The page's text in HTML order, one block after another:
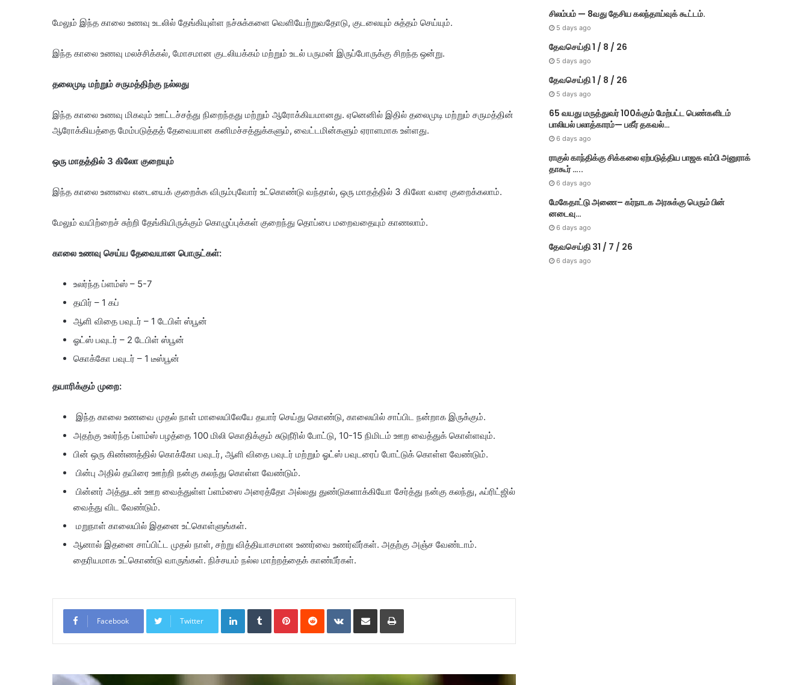
மேலும் இந்த காலை உணவு உடலில் தேங்கியுள்ள நச்சுக்களை வெளியேற்றுவதோடு, குடலையும் சுத்தம் செய்யும்.
இந்த காலை உணவு மலச்சிக்கல், மோசமான குடலியக்கம் மற்றும் உடல் பருமன் இருப்போருக்கு சிறந்த ஒன்று.
தலைமுடி மற்றும் சருமத்திற்கு நல்லது
இந்த காலை உணவு மிகவும் ஊட்டச்சத்து நிறைந்தது மற்றும் ஆரோக்கியமானது. ஏனெனில் இதில் தலைமுடி மற்றும் சருமத்தின்
ஆரோக்கியத்தை மேம்படுத்தத் தேவையான கனிமச்சத்துக்களும், வைட்டமின்களும் ஏராளமாக உள்ளது.
ஒரு மாதத்தில் 3 கிலோ குறையும்
இந்த காலை உணவை எடையைக் குறைக்க விரும்புவோர் உட்கொண்டு வந்தால், ஒரு மாதத்தில் 3 கிலோ வரை குறைக்கலாம்.
மேலும் வயிற்றைச் சுற்றி தேங்கியிருக்கும் கொழுப்புக்கள் குறைந்து தொப்பை மறைவதையும் காணலாம்.
காலை உணவு செய்ய தேவையான பொருட்கள்:
உலர்ந்த ப்ளம்ஸ் – 5-7
தயிர் – 1 கப்
ஆளி விதை பவுடர் – 1 டேபிள் ஸ்பூன்
ஓட்ஸ் பவுடர் – 2 டேபிள் ஸ்பூன்
கொக்கோ பவுடர் – 1 டீஸ்பூன்
தயாரிக்கும் முறை:
இந்த காலை உணவை முதல் நாள் மாலையிலேயே தயார் செய்து கொண்டு, காலையில் சாப்பிட நன்றாக இருக்கும்.
அதற்கு உலர்ந்த ப்ளம்ஸ் பழத்தை 100 மிலி கொதிக்கும் சுடுநீரில் போட்டு, 10-15 நிமிடம் ஊற வைத்துக் கொள்ளவும்.
பின் ஒரு கிண்ணத்தில் கொக்கோ பவுடர், ஆளி விதை பவுடர் மற்றும் ஓட்ஸ் பவுடரைப் போட்டுக் கொள்ள வேண்டும்.
பின்பு அதில் தயிரை ஊற்றி நன்கு கலந்து கொள்ள வேண்டும்.
பின்னர் அத்துடன் ஊற வைத்துள்ள ப்ளம்ஸை அரைத்தோ அல்லது துண்டுகளாக்கியோ சேர்த்து நன்கு கலந்து, ஃப்ரிட்ஜில்
வைத்து விட வேண்டும்.
மறுநாள் காலையில் இதனை உட்கொள்ளுங்கள்.
ஆனால் இதனை சாப்பிட்ட முதல் நாள், சற்று வித்தியாசமான உணர்வை உணர்வீர்கள். அதற்கு அஞ்ச வேண்டாம்.
தைரியமாக உட்கொண்டு வாருங்கள். நிச்சயம் நல்ல மாற்றத்தைக் காண்பீர்கள்.
Facebook Twitter
LinkedIn Tumblr Pinterest Reddit VKontakte
சிலம்பம் — 8வது தேசிய கலந்தாய்வுக் கூட்டம்.
5 days ago
தேவசெய்தி 1 / 8 / 26
5 days ago
தேவசெய்தி 1 / 8 / 26
5 days ago
65 வயது மருத்துவர் 100க்கும் மேற்பட்ட பெண்களிடம்
பாலியல் பலாத்காரம்— பகீர் தகவல்…
6 days ago
ராகுல் காந்திக்கு சிக்கலை ஏற்படுத்திய பாஜக எம்பி அனுராக்
தாகூர் …..
6 days ago
மேகே​தாட்டு அணை– கர்​நாடக அரசுக்கு பெரும் பின்​
னடைவு…
6 days ago
தேவசெய்தி 31 / 7 / 26
6 days ago